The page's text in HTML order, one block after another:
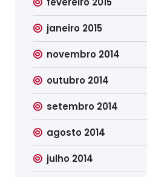
janeiro 2015
novembro 2014
outubro 2014
setembro 2014
agosto 2014
julho 2014